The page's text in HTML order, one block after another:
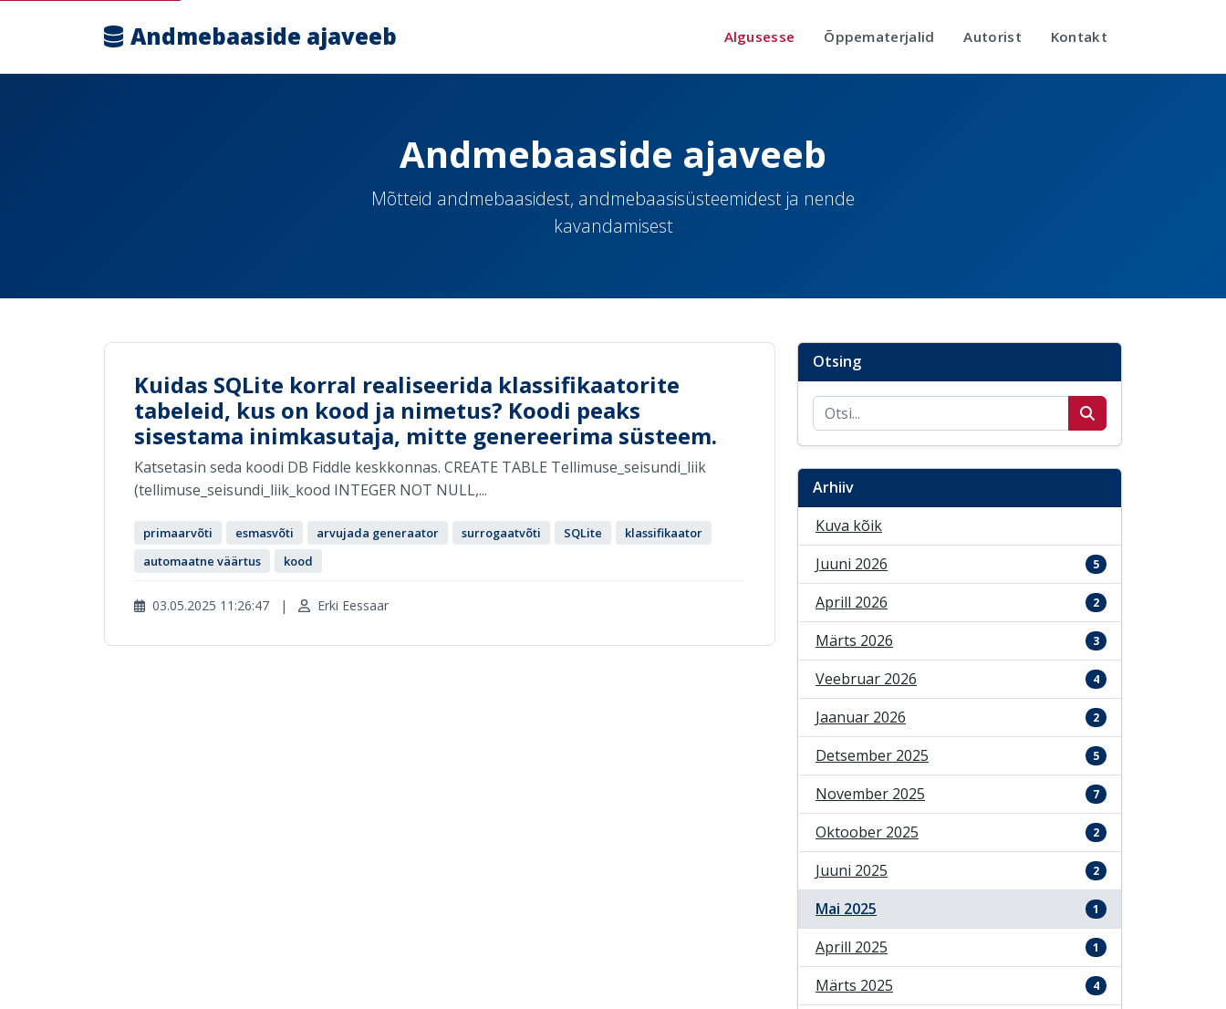
Andmebaaside ajaveeb Algusesse Õppematerjalid Autorist Kontakt
Andmebaaside ajaveeb
Mõtteid andmebaasidest, andmebaasisüsteemidest ja nende
kavandamisest
Kuidas SQLite korral realiseerida klassifikaatorite
tabeleid, kus on kood ja nimetus? Koodi peaks
sisestama inimkasutaja, mitte genereerima süsteem.
Katsetasin seda koodi DB Fiddle keskkonnas. CREATE TABLE Tellimuse_seisundi_liik
(tellimuse_seisundi_liik_kood INTEGER NOT NULL,...
primaarvõti esmasvõti arvujada generaator surrogaatvõti SQLite
klassifikaator
automaatne väärtus
kood
03.05.2025 11:26:47 | Erki Eessaar
Otsing
Otsi postitusi
Arhiiv
Kuva kõik
Juuni 2026
5
Aprill 2026 2
Märts 2026 3
Veebruar 2026 4
Jaanuar 2026 2
Detsember 2025 5
November 2025 7
Oktoober 2025 2
Juuni 2025 2
Mai 2025 1
Aprill 2025 1
Märts 2025 4